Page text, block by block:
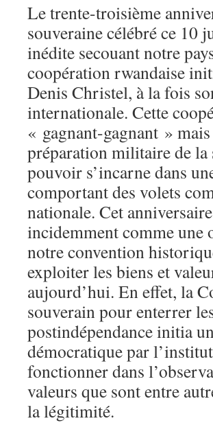
Le trente-troisième
souveraine célébré ce 10
inédite secouant notre
coopération rwandaise
Denis Christel, à la fois
internationale. Cette
« gagnant-gagnant »
préparation militaire de la
pouvoir s’incarne dans
comportant des volets
nationale. Cet
incidemment comme une
notre convention
exploiter les biens et
aujourd’hui. En effet, la
souverain pour enterrer
postindépendance initia
démocratique par
fonctionner dans
valeurs que sont entre
la légitimité.